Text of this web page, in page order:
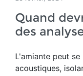
Quand
des
L'amiante peut
acoustiques,